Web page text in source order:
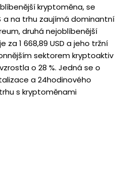
kryptoměna, se
a na trhu zaujímá dominantní
druhá nejoblíbenější
1 668,89 USD a jeho tržní
sektorem kryptoaktiv
o 28 %. Jedná se o
a 24hodinového
s kryptoměnami